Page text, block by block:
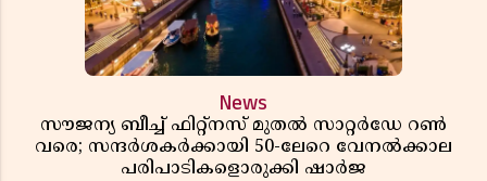
News
സൗജന്യ ബീച്ച് ഫിറ്റ്നസ് മുതൽ സാറ്റർഡേ റൺ
വരെ; സന്ദർശകർക്കായി 50-ലേറെ വേനൽക്കാല
പരിപാടികളൊരുക്കി ഷാർജ